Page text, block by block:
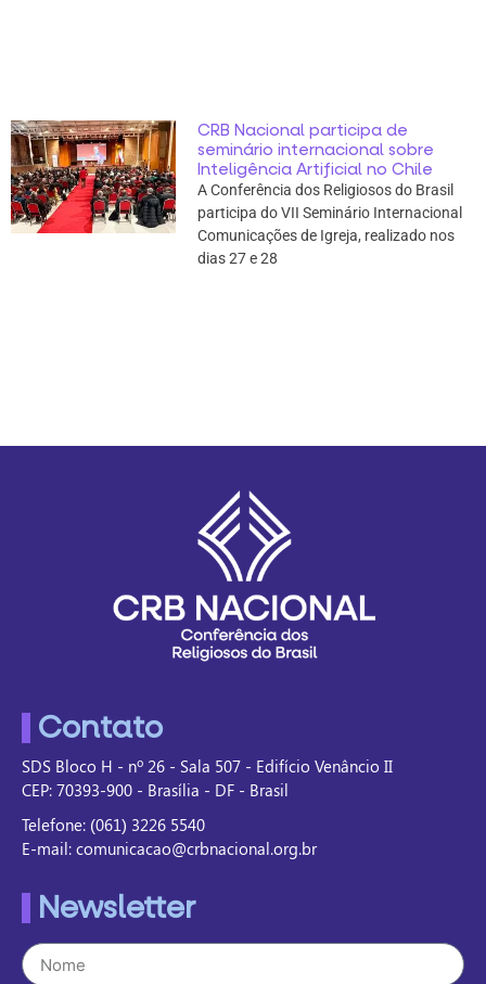
CRB Nacional participa de
seminário internacional sobre
Inteligência Artificial no Chile
A Conferência dos Religiosos do Brasil
participa do VII Seminário Internacional
Comunicações de Igreja, realizado nos
dias 27 e 28
Contato
SDS Bloco H - nº 26 - Sala 507 - Edifício Venâncio II
CEP: 70393-900 - Brasília - DF - Brasil
Telefone: (061) 3226 5540
E-mail: comunicacao@crbnacional.org.br
Newsletter